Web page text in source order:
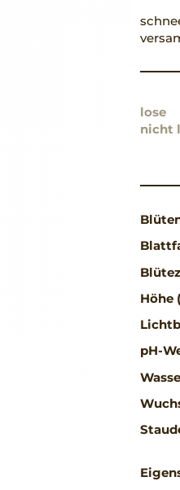
lose
nicht
Höhe
pH-